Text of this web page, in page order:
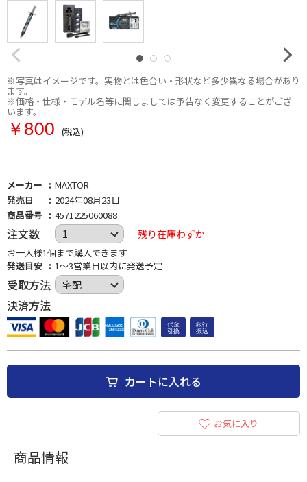
※写真はイメージです。実物とは色合い・形状など多少異なる場合があり
ます。
※価格・仕様・モデル名等に関しましては予告なく変更することがござ
います。
￥800 (税込)
メーカー
MAXTOR
発売日
2024年08月23日
商品番号
4571225060088
注文数 残り在庫わずか
お一人様1個まで購入できます
発送目安
1～3営業日以内に発送予定
受取方法
決済方法
カートに入れる
お気に入り
商品情報